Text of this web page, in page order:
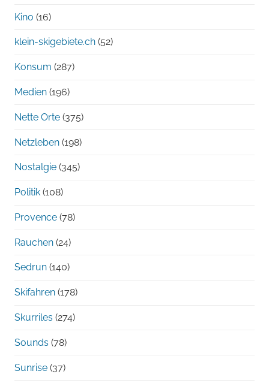
Kino (16)
klein-skigebiete.ch (52)
Konsum (287)
Medien (196)
Nette Orte (375)
Netzleben (198)
Nostalgie (345)
Politik (108)
Provence (78)
Rauchen (24)
Sedrun (140)
Skifahren (178)
Skurriles (274)
Sounds (78)
Sunrise (37)